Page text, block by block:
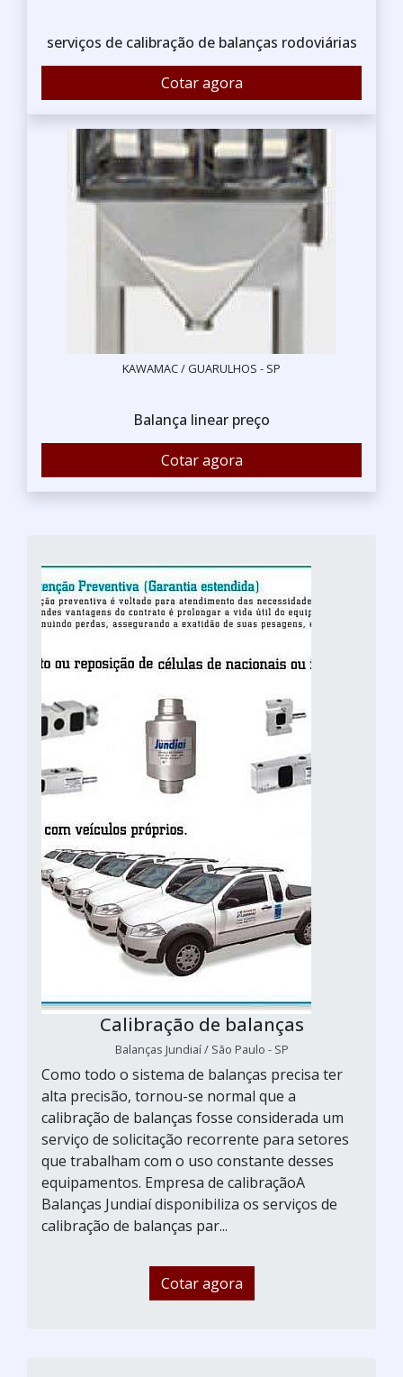
serviços de calibração de balanças rodoviárias
Cotar agora
KAWAMAC / GUARULHOS - SP
Balança linear preço
Cotar agora
Calibração de balanças
Balanças Jundiaí / São Paulo - SP
Como todo o sistema de balanças precisa ter
alta precisão, tornou-se normal que a
calibração de balanças fosse considerada um
serviço de solicitação recorrente para setores
que trabalham com o uso constante desses
equipamentos. Empresa de calibraçãoA
Balanças Jundiaí disponibiliza os serviços de
calibração de balanças par...
Cotar agora